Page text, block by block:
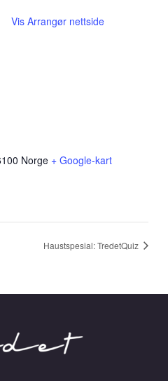
Norge + Google-kart
Vis Arrangør nettside
Haustspesial: TredetQuiz